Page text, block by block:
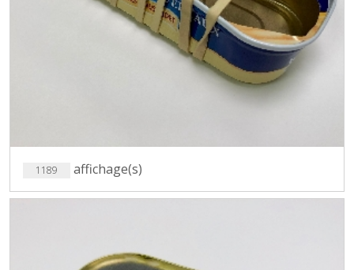
1189 affichage(s)